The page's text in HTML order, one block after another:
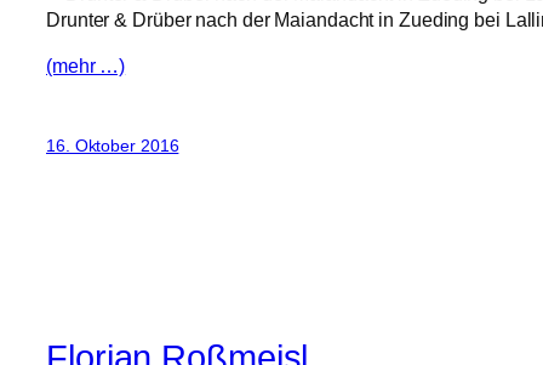
Drunter & Drüber nach der Maiandacht in Zueding bei
(mehr …)
16. Oktober 2016